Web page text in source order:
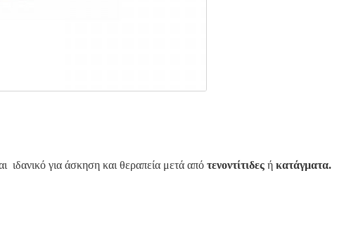
ιδανικό για άσκηση και θεραπεία μετά από τενοντίτιδες ή κατάγματα.